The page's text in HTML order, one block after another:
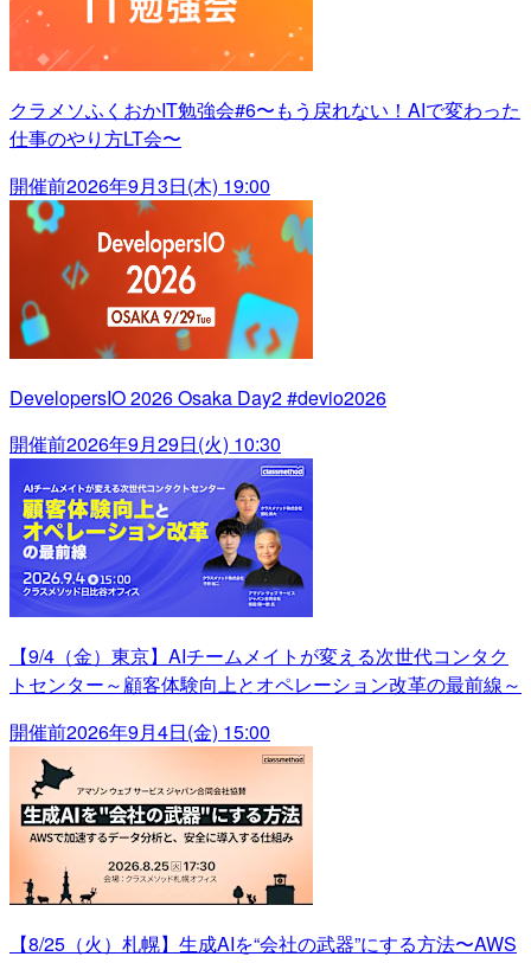
クラメソふくおかIT勉強会#6〜もう戻れない！AIで変わった
仕事のやり方LT会〜
開催前2026年9月3日(木) 19:00
DevelopersIO 2026 Osaka Day2 #devio2026
開催前2026年9月29日(火) 10:30
【9/4（金）東京】AIチームメイトが変える次世代コンタク
トセンター～顧客体験向上とオペレーション改革の最前線～
開催前2026年9月4日(金) 15:00
【8/25（火）札幌】生成AIを“会社の武器”にする方法〜AWS